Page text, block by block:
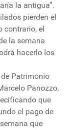
la antigua”.
pierden el
contrario, el
la semana
hacerlo los
Patrimonio
Panozzo,
que
el pago de
que